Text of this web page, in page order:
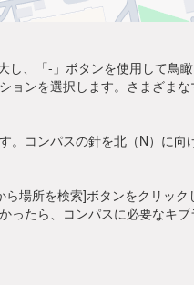
、「-」ボタンを使用して鳥
ンを選択します。さまざま
コンパスの針を北（N）に
場所を検索]ボタンをクリッ
たら、コンパスに必要なキ